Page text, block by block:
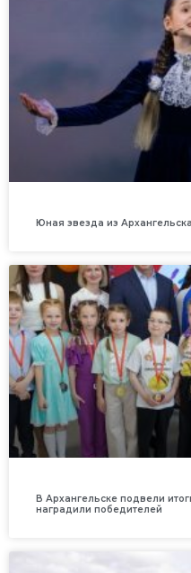
Юная звезда из
В Архангельске подвели
наградили победителей